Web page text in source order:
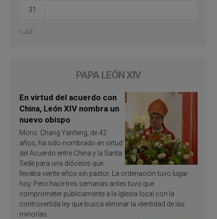
31
« Jul
PAPA LEÓN XIV
En virtud del acuerdo con
China, León XIV nombra un
nuevo obispo
Mons. Chang Yanfeng, de 42
años, ha sido nombrado en virtud
del Acuerdo entre China y la Santa
Sede para una diócesis que
llevaba veinte años sin pastor. La ordenación tuvo lugar
hoy. Pero hace tres semanas antes tuvo que
comprometer públicamente a la Iglesia local con la
controvertida ley que busca eliminar la identidad de las
minorías.